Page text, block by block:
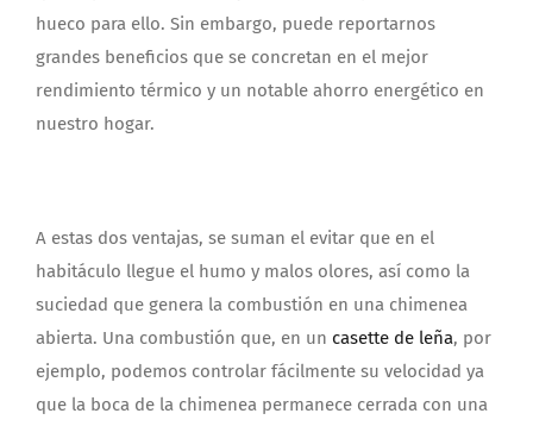
hueco para ello. Sin embargo, puede reportarnos
grandes beneficios que se concretan en el mejor
rendimiento térmico y un notable ahorro energético en
nuestro hogar.
A estas dos ventajas, se suman el evitar que en el
habitáculo llegue el humo y malos olores, así como la
suciedad que genera la combustión en una chimenea
abierta. Una combustión que, en un casette de leña, por
ejemplo, podemos controlar fácilmente su velocidad ya
que la boca de la chimenea permanece cerrada con una